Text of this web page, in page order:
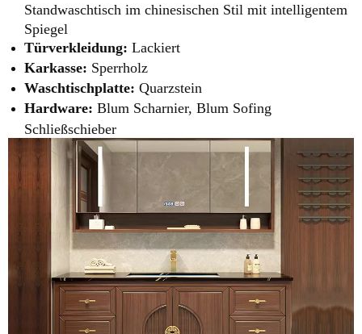
Standwaschtisch im chinesischen Stil mit intelligentem
Spiegel
Türverkleidung: Lackiert
Karkasse: Sperrholz
Waschtischplatte: Quarzstein
Hardware: Blum Scharnier, Blum Sofing
Schließschieber